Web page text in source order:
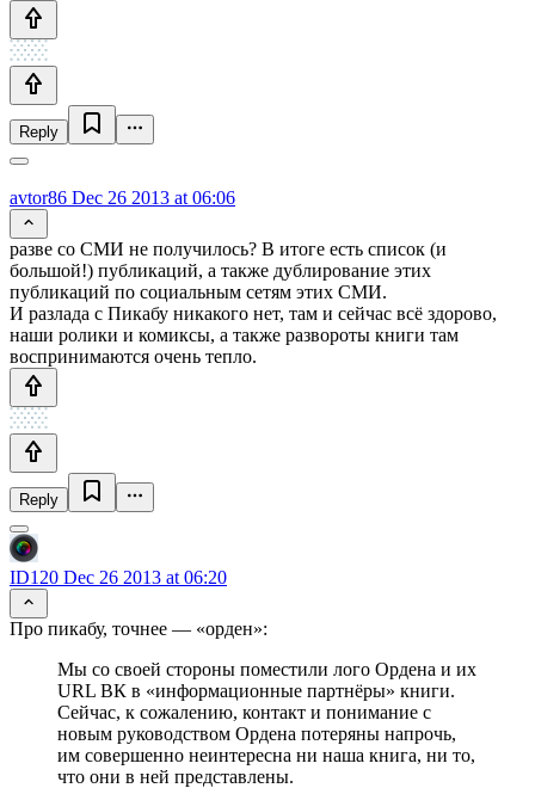
Reply
avtor86 Dec 26 2013 at 06:06
разве со СМИ не получилось? В итоге есть список (и
большой!) публикаций, а также дублирование этих
публикаций по социальным сетям этих СМИ.
И разлада с Пикабу никакого нет, там и сейчас всё здорово,
наши ролики и комиксы, а также развороты книги там
воспринимаются очень тепло.
Reply
ID120 Dec 26 2013 at 06:20
Про пикабу, точнее — «орден»:
Мы со своей стороны поместили лого Ордена и их
URL ВК в «информационные партнёры» книги.
Сейчас, к сожалению, контакт и понимание с
новым руководством Ордена потеряны напрочь,
им совершенно неинтересна ни наша книга, ни то,
что они в ней представлены.